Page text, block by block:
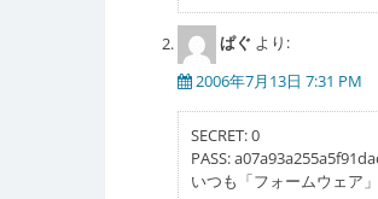
ぱぐ より:
2006年7月13日 7:31 PM
SECRET: 0
PASS:
いつも「フォームウェア